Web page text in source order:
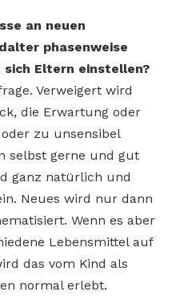
an neuen
phasenweise
Eltern einstellen?
Verweigert wird
die Erwartung oder
zu unsensibel
selbst gerne und gut
ganz natürlich und
Neues wird nur dann
Wenn es aber
Lebensmittel auf
das vom Kind als
normal erlebt.